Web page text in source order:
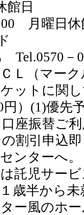
館日
00 月曜日休
Tel.0570－
Ｌ（マーク
ットに関
円）(1)優
座振替ご
割引申込
ンターへ。
託児サー
歳半から
ー風のホ